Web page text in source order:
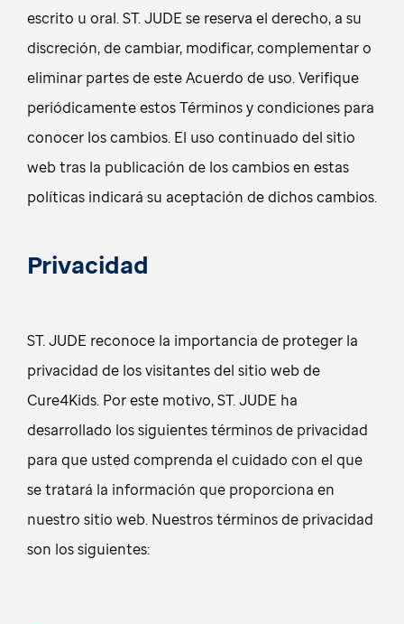
escrito u oral. ST. JUDE se reserva el derecho, a su
discreción, de cambiar, modificar, complementar o
eliminar partes de este Acuerdo de uso. Verifique
periódicamente estos Términos y condiciones para
conocer los cambios. El uso continuado del sitio
web tras la publicación de los cambios en estas
políticas indicará su aceptación de dichos cambios.
Privacidad
ST. JUDE reconoce la importancia de proteger la
privacidad de los visitantes del sitio web de
Cure4Kids. Por este motivo, ST. JUDE ha
desarrollado los siguientes términos de privacidad
para que usted comprenda el cuidado con el que
se tratará la información que proporciona en
nuestro sitio web. Nuestros términos de privacidad
son los siguientes: